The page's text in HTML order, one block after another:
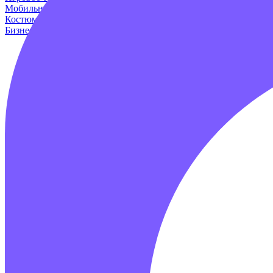
Мобильные аттракционы
Костюмы динозавров
Бизнес наборы